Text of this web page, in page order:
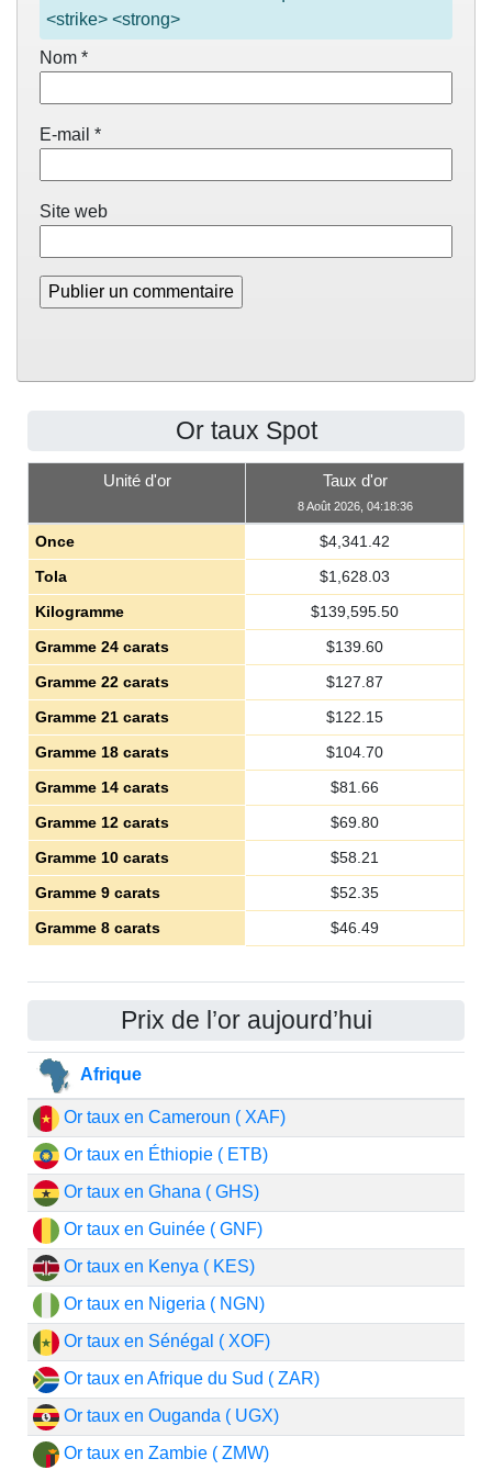
<strike> <strong>
Nom *
E-mail *
Site web
Or taux Spot
Unité d'or Taux d'or
8 Août 2026, 04:18:36
Once $4,341.42
Tola
$1,628.03
Kilogramme
$139,595.50
Gramme 24 carats
$139.60
Gramme 22 carats
$127.87
Gramme 21 carats
$122.15
Gramme 18 carats
$104.70
Gramme 14 carats
$81.66
Gramme 12 carats
$69.80
Gramme 10 carats
$58.21
Gramme 9 carats
$52.35
Gramme 8 carats
$46.49
Prix de l’or aujourd’hui
Afrique
Or taux en Cameroun ( XAF)
Or taux en Éthiopie ( ETB)
Or taux en Ghana ( GHS)
Or taux en Guinée ( GNF)
Or taux en Kenya ( KES)
Or taux en Nigeria ( NGN)
Or taux en Sénégal ( XOF)
Or taux en Afrique du Sud ( ZAR)
Or taux en Ouganda ( UGX)
Or taux en Zambie ( ZMW)